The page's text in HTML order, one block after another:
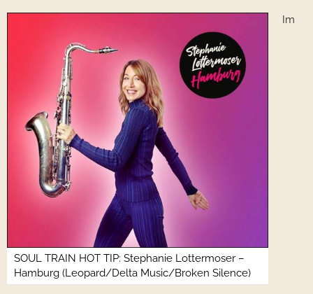
SOUL TRAIN HOT TIP: Stephanie Lottermoser –
Hamburg (Leopard/Delta Music/Broken Silence)
Im